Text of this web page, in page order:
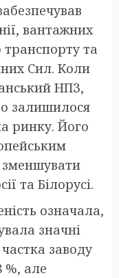
вантажних
та
Сил. Коли
НПЗ,
залишилося
ринку. Його
та Білорусі.
означала,
значні
заводу
%, але